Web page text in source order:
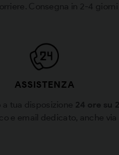
Consegna in 2-4 giorni
ASSISTENZA
a tua disposizione 24 ore su
e email dedicato, anche via